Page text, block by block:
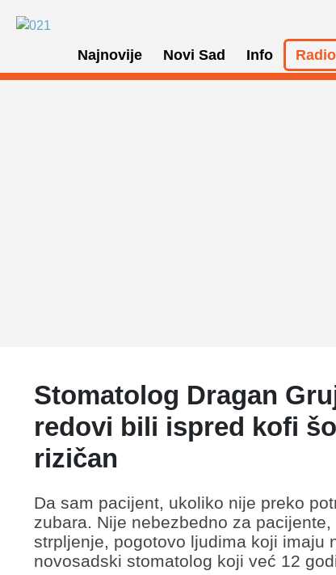
Najnovije Novi Sad Info
Stomatolog Dragan
redovi bili ispred kofi
rizičan
Da sam pacijent, ukoliko nije preko
zubara. Nije nebezbedno za
strpljenje, pogotovo ljudima koji imaju
novosadski stomatolog koji već 12